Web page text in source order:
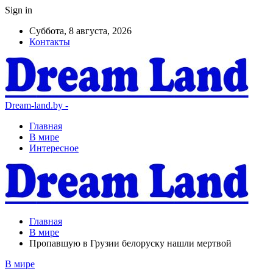
Sign in
Суббота, 8 августа, 2026
Контакты
Dream-land.by -
Главная
В мире
Интересное
Главная
В мире
Пропавшую в Грузии белоруску нашли мертвой
В мире